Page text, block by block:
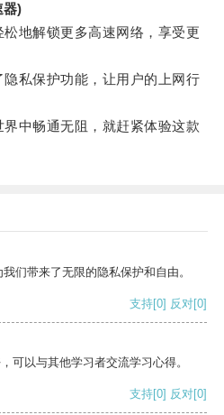
器)
地解锁更多高速网络，享受更
私保护功能，让用户的上网行
中畅通无阻，就赶紧体验这款
们带来了无限的隐私保护和自由。
支持[0] 反对[0]
可以与其他学习者交流学习心得。
支持[0] 反对[0]